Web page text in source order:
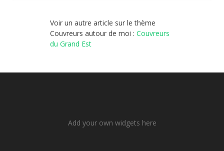
Voir un autre article sur le thème
Couvreurs autour de moi : Couvreurs
du Grand Est
Add your own widgets here